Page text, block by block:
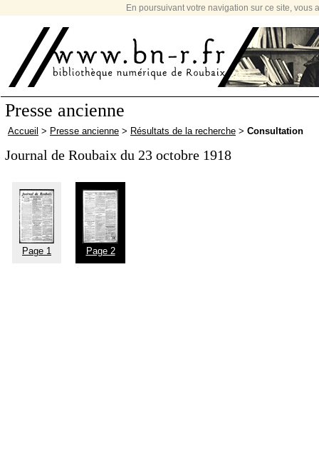
En poursuivant votre navigation sur ce site,
Presse ancienne
Accueil > Presse ancienne > Résultats de la recherche > Consultation
Journal de Roubaix du 23 octobre 1918
Page 1 Page 2